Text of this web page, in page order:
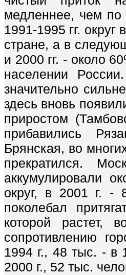
медленнее, чем по
1991-1995 гг.
стране, а в
и 2000 гг. - около
населении
значительно
здесь вновь
приростом
прибавились
Брянская, во
прекратился.
аккумулировали
округ, в 2001 г. -
поколебал
которой растет,
сопротивлению
1994 г., 48 тыс. - в
2000 г., 52 тыс.